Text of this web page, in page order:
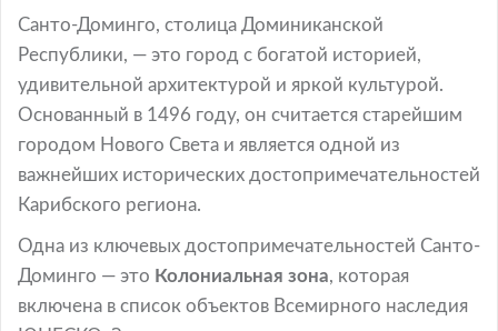
Санто-Доминго, столица Доминиканской
Республики, — это город с богатой историей,
удивительной архитектурой и яркой культурой.
Основанный в 1496 году, он считается старейшим
городом Нового Света и является одной из
важнейших исторических достопримечательностей
Карибского региона.
Одна из ключевых достопримечательностей Санто-
Доминго — это Колониальная зона, которая
включена в список объектов Всемирного наследия